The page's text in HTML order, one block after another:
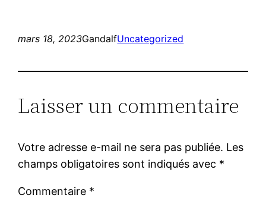
mars 18, 2023GandalfUncategorized
Laisser un commentaire
Votre adresse e-mail ne sera pas publiée. Les
champs obligatoires sont indiqués avec *
Commentaire *